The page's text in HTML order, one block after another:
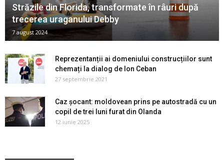
Străzile din Florida, transformate în râuri după
trecerea uraganului Debby
7 august 2024
Reprezentanții ai domeniului construcțiilor sunt
chemați la dialog de Ion Ceban
27 septembrie 2021
Caz șocant: moldovean prins pe autostradă cu un
copil de trei luni furat din Olanda
12 iunie 2025